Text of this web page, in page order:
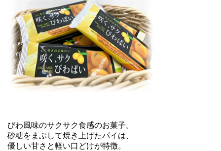
びわ風味のサクサク食感のお菓子。
砂糖をまぶして焼き上げたパイは、
優しい甘さと軽い口どけが特徴。